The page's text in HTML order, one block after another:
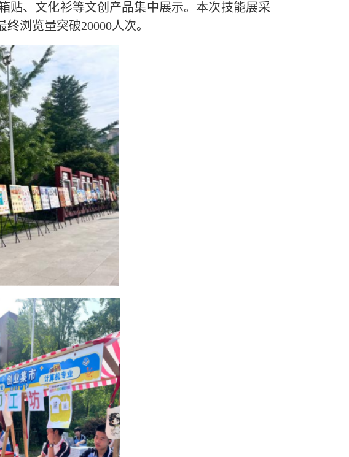
贴、文化衫等文创产品集中展示。本次技能展采
浏览量突破20000人次。